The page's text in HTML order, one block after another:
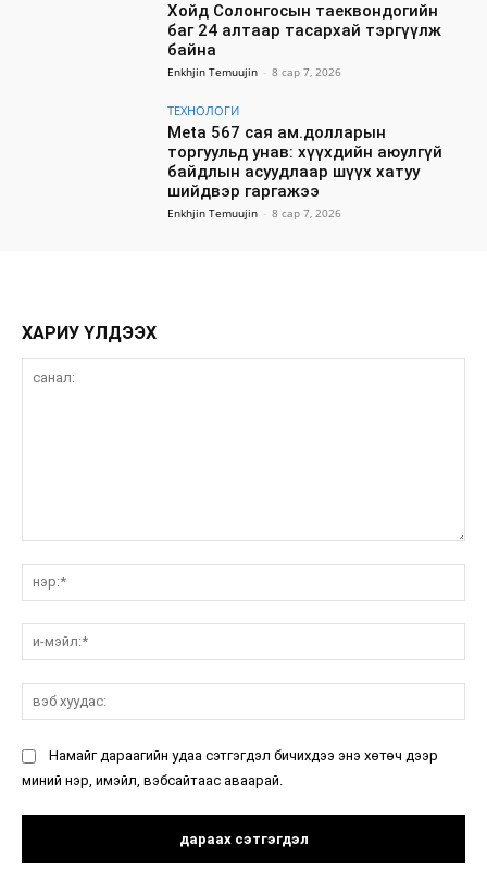
Хойд Солонгосын таеквондогийн
баг 24 алтаар тасархай тэргүүлж
байна
Enkhjin Temuujin - 8 сар 7, 2026
ТЕХНОЛОГИ
Meta 567 сая ам.долларын
торгуульд унав: хүүхдийн аюулгүй
байдлын асуудлаар шүүх хатуу
шийдвэр гаргажээ
Enkhjin Temuujin - 8 сар 7, 2026
ХАРИУ ҮЛДЭЭХ
Намайг дараагийн удаа сэтгэгдэл бичихдээ энэ хөтөч дээр
миний нэр, имэйл, вэбсайтаас аваарай.